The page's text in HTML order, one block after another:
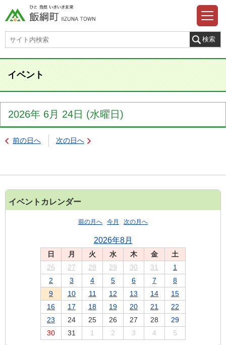
イベント
2026年 6月 24日 (水曜日 )
前の日へ 次の日へ
イベントカレンダー
前の月へ 今月 次の月へ
2026年8月
日 月 火 水 木 金
土
26
27 28 29 30 31
1
2
3 4 5 6 7
8
9
10 11 12 13 14
15
16
17 18 19 20 21
22
23
24 25 26 27 28
29
30
31 1 2 3 4 5